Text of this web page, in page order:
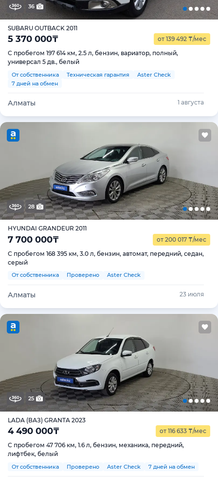
36
SUBARU OUTBACK 2011
5 370 000₸ от 139 492 ₸/мес
С пробегом 197 614 км, 2.5 л, бензин, вариатор, полный,
универсал 5 дв., белый
От собственника Техническая гарантия
Aster Check
7 дней на обмен
Алматы 1 августа
28
HYUNDAI GRANDEUR 2011
7 700 000₸ от 200 017 ₸/мес
С пробегом 168 395 км, 3.0 л, бензин, автомат, передний, седан,
серый
От собственника Проверено Aster Check
Алматы 23 июля
25
LADA (ВАЗ) GRANTA 2023
4 490 000₸ от 116 633 ₸/мес
С пробегом 47 706 км, 1.6 л, бензин, механика, передний,
лифтбек, белый
От собственника Проверено Aster Check 7 дней на обмен